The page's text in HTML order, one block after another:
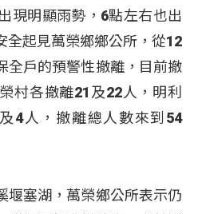
現明顯雨勢，6點左右也出
全起見萬榮鄉鄉公所，從12
全戶的預警性撤離，目前撤
村各撤離21及22人，明利
4人，撤離總人數來到54
堰塞湖，萬榮鄉公所表示仍